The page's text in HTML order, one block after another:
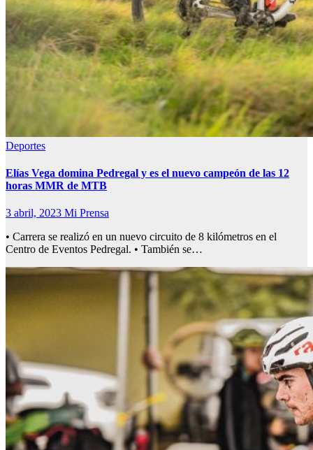
Deportes
Elías Vega domina Pedregal y es el nuevo campeón de las 12
horas MMR de MTB
3 abril, 2023 Mi Prensa
• Carrera se realizó en un nuevo circuito de 8 kilómetros en el
Centro de Eventos Pedregal. • También se…